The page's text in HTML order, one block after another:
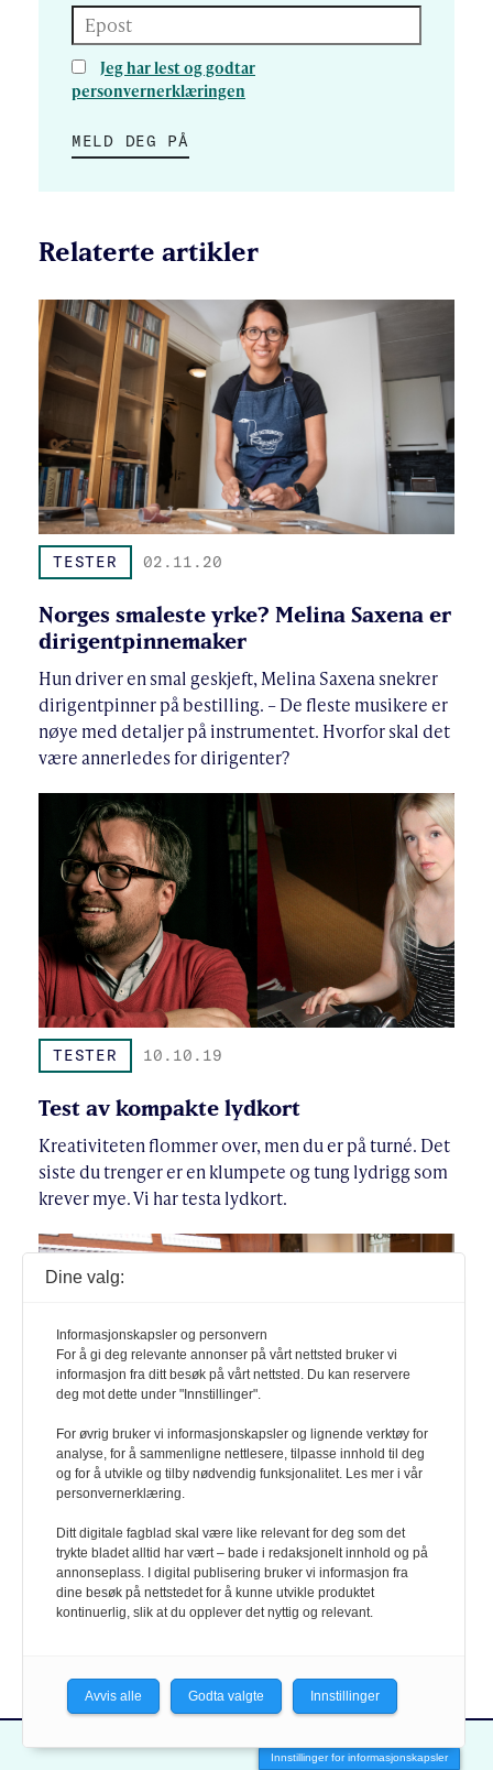
Epost
Jeg har lest og godtar
personvernerklæringen
MELD DEG PÅ
Relaterte artikler
TESTER 02.11.20
Norges smaleste yrke? Melina Saxena er
dirigentpinnemaker
Hun driver en smal geskjeft, Melina Saxena snekrer
dirigentpinner på bestilling. – De fleste musikere er
nøye med detaljer på instrumentet. Hvorfor skal det
være annerledes for dirigenter?
TESTER 10.10.19
Test av kompakte lydkort
Kreativiteten flommer over, men du er på turné. Det
siste du trenger er en klumpete og tung lydrigg som
krever mye. Vi har testa lydkort.
TESTER 13.03.14
TEST: Digitale kirkeorgler til øving
Det å kunne øve på sitt instrument er en utfordring
for mange kirkemusikere. Vi har sett på om et
Innstillinger for informasjonskapsler
Dine valg:
Informasjonskapsler og personvern
For å gi deg relevante annonser på vårt nettsted bruker vi
informasjon fra ditt besøk på vårt nettsted. Du kan reservere
deg mot dette under "Innstillinger".
For øvrig bruker vi informasjonskapsler og lignende verktøy for
analyse, for å sammenligne nettlesere, tilpasse innhold til deg
og for å utvikle og tilby nødvendig funksjonalitet. Les mer i vår
personvernerklæring.
Ditt digitale fagblad skal være like relevant for deg som det
trykte bladet alltid har vært – bade i redaksjonelt innhold og på
annonseplass. I digital publisering bruker vi informasjon fra
dine besøk på nettstedet for å kunne utvikle produktet
kontinuerlig, slik at du opplever det nyttig og relevant.
Avvis alle Godta valgte Innstillinger